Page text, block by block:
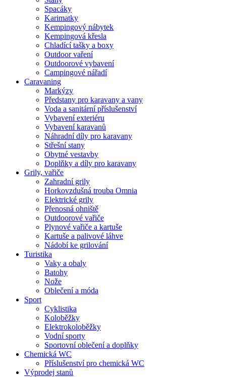
Spacáky
Karimatky
Kempingový nábytek
Kempingová křesla
Chladící tašky a boxy
Outdoor vaření
Outdoorové vybavení
Campingové nářadí
Caravaning
Markýzy
Předstany pro karavany a vany
Voda a sanitární příslušenství
Vybavení exteriéru
Vybavení karavanů
Náhradní díly pro karavany
Střešní stany
Obytné vestavby
Doplňky a díly pro karavany
Grily, vařiče
Zahradní grily
Horkovzdušná trouba Omnia
Elektrické grily
Přenosná ohniště
Outdoorové vařiče
Plynové vařiče a kartuše
Kartuše a palivové láhve
Nádobí ke grilování
Turistika
Vaky a obaly
Batohy
Nože
Oblečení a móda
Sport
Cyklistika
Koloběžky
Elektrokoloběžky
Vodní sporty
Sportovní oblečení a doplňky
Chemická WC
Příslušenství pro chemická WC
Výprodej stanů